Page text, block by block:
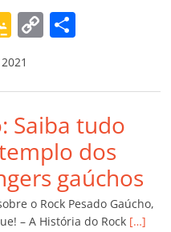
m
G
o
o
gl
e
Cl
a
ss
C
y
Li
n
k
p
ar
til
h
ar
Saiba tudo
dos
gaúchos
o Rock Pesado Gaúcho,
– A História do Rock […]